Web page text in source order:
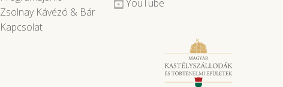
Zsolnay Kávézó & Bár
Kapcsolat
YouTube